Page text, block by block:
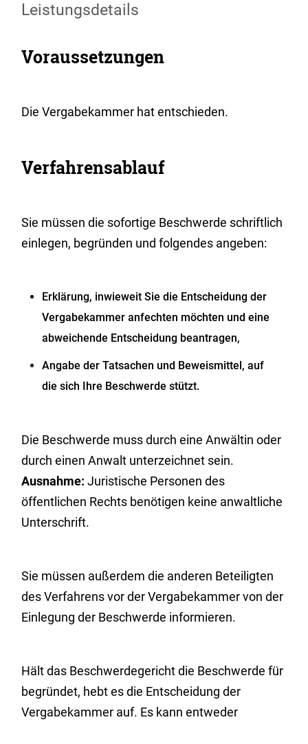
Leistungsdetails
Voraussetzungen
Die Vergabekammer hat entschieden.
Verfahrensablauf
Sie müssen die sofortige Beschwerde schriftlich
einlegen, begründen und folgendes angeben:
Erklärung, inwieweit Sie die Entscheidung der
Vergabekammer anfechten möchten und eine
abweichende Entscheidung beantragen,
Angabe der Tatsachen und Beweismittel, auf
die sich Ihre Beschwerde stützt.
Die Beschwerde muss durch eine Anwältin oder
durch einen Anwalt unterzeichnet sein.
Ausnahme: Juristische Personen des
öffentlichen Rechts benötigen keine anwaltliche
Unterschrift.
Sie müssen außerdem die anderen Beteiligten
des Verfahrens vor der Vergabekammer von der
Einlegung der Beschwerde informieren.
Hält das Beschwerdegericht die Beschwerde für
begründet, hebt es die Entscheidung der
Vergabekammer auf. Es kann entweder